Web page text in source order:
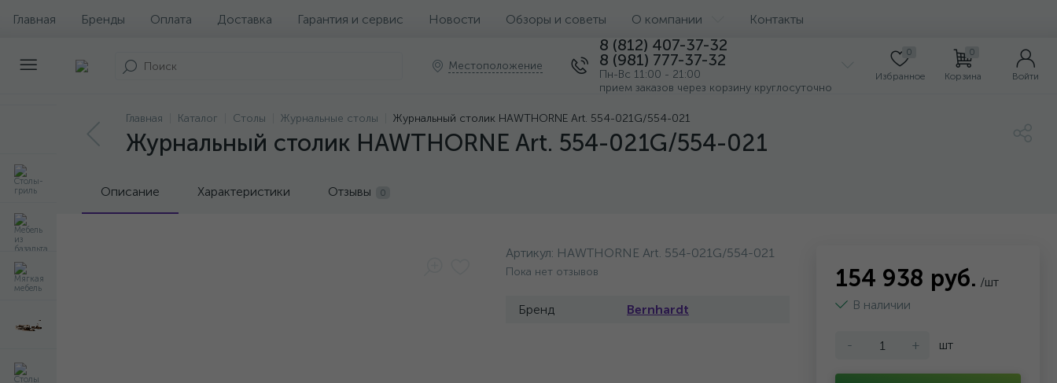
Главная Бренды Оплата Доставка Гарантия и сервис Новости Обзоры и советы О компании Контакты
Местоположение
8 (812) 407-37-32
8 (981) 777-37-32
Пн-Вс 11:00 - 21:00
прием заказов через корзину круглосуточно
0
Избранное
0
Корзина Войти
Главная Каталог Столы Журнальные столы Журнальный столик HAWTHORNE Art. 554-021G/554-021
Журнальный столик HAWTHORNE Art. 554-021G/554-021
Описание Характеристики Отзывы 0
Артикул: HAWTHORNE Art. 554-021G/554-021
Пока нет отзывов
Бренд Bernhardt
154 938 руб. /шт
В наличии
- + шт